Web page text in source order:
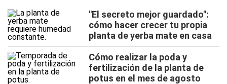
"El secreto mejor guardado":
cómo hacer crecer tu propia
planta de yerba mate en casa
Cómo realizar la poda y
fertilización de la planta de
potus en el mes de agosto